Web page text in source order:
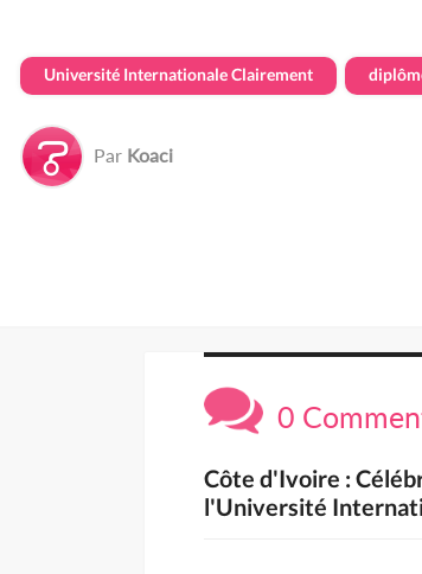
Université Internationale Clairement
Par Koaci
0
Côte d'Ivoire :
l'Université